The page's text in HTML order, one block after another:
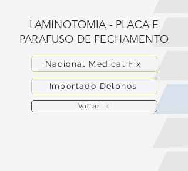
LAMINOTOMIA - PLACA E
PARAFUSO DE FECHAMENTO
Nacional Medical Fix
Importado Delphos
Voltar